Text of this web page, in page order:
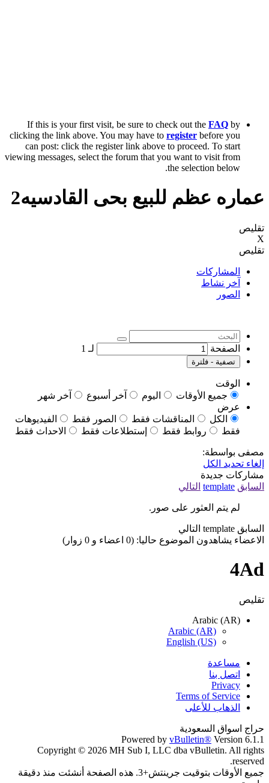
If this is your first visit, be sure to check out the FAQ by
clicking the link above. You may have to register before you
can post: click the register link above to proceed. To start
viewing messages, select the forum that you want to visit from
the selection below.
عماره عظم للبيع بحى القادسيه2
تقليص
X
تقليص
المشاركات
آخر نشاط
الصور
الصفحة لـ 1
تصفية - فلترة
الوقت
جميع الأوقات
اليوم آخر أسبوع
آخر شهر
عرض
الكل
المناقشات فقط الصور فقط
الفيديوهات
فقط
روابط فقط إستطلاعات فقط الاحداث فقط
مصفى بواسطة:
إلغاء تحديد الكل
مشاركات جديدة
السابق template التالي
لم يتم العثور على صور.
السابق template التالي
الاعضاء يشاهدون الموضوع حاليا: (0 اعضاء و 0 زوار)
4Ad
تقليص
Arabic (AR)
Arabic (AR)
English (US)
مساعدة
اتصل بنا
Privacy
Terms of Service
الذهاب للأعلى
حراج اسواق السعودية
Powered by vBulletin® Version 6.1.1
Copyright © 2026 MH Sub I, LLC dba vBulletin. All rights
reserved.
جميع الأوقات بتوقيت جرينتش+3. هذه الصفحة أنشئت منذ دقيقة